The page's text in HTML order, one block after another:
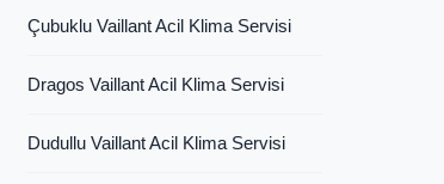
Çubuklu Vaillant Acil Klima Servisi
Dragos Vaillant Acil Klima Servisi
Dudullu Vaillant Acil Klima Servisi